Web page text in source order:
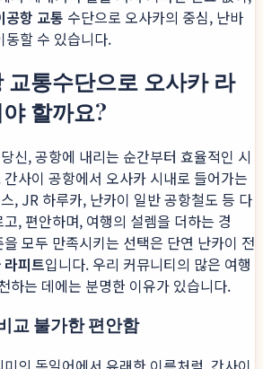
공항 교통 수단으로 오사카의 중심, 난바
동할 수 있습니다.
교통수단으로 오사카 라
할까요?
신, 공항에 내리는 순간부터 효율적인 시
사이 공항에서 오사카 시내로 들어가는
, JR 하루카, 난카이 일반 공항철도 등 다
, 편안하며, 여행의 설렘을 더하는 경
모두 만족시키는 선택은 단연 난카이 전
피트입니다. 우리 커뮤니티의 많은 여행
하는 데에는 분명한 이유가 있습니다.
교 불가한 편안함